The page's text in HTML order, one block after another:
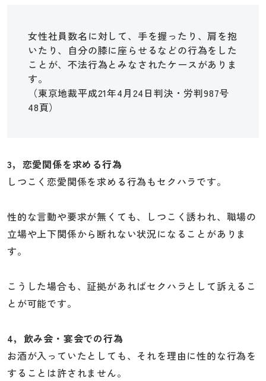
女性社員数名に対して、手を握ったり、肩を抱
いたり、自分の膝に座らせるなどの行為をした
ことが、不法行為とみなされたケースがありま
す。
（東京地裁平成21年4月24日判決・労判987号
48頁）
3，恋愛関係を求める行為
しつこく恋愛関係を求める行為もセクハラです。
性的な言動や要求が無くても、しつこく誘われ、職場の
立場や上下関係から断れない状況になることがありま
す。
こうした場合も、証拠があればセクハラとして訴えるこ
とが可能です。
4，飲み会・宴会での行為
お酒が入っていたとしても、それを理由に性的な行為を
することは許されません。